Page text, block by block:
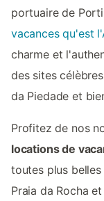
portuaire de
vacances qu'est
charme et
des sites
da Piedade et
Profitez de nos
locations de
toutes plus belles
Praia da Rocha